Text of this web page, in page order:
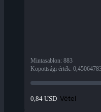
Mintasablon: 883
Kopottsági érték:
0,84 USD Vétel